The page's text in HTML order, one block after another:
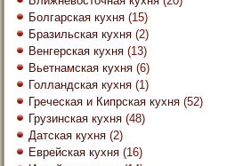
Болгарская кухня (15)
Бразильская кухня (2)
Венгерская кухня (13)
Вьетнамская кухня (6)
Голландская кухня (1)
Греческая и Кипрская кухня (52)
Грузинская кухня (48)
Датская кухня (2)
Еврейская кухня (16)